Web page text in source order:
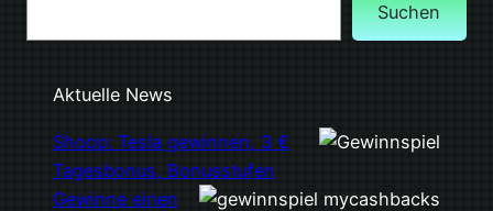
Suchen
Aktuelle News
Shoop: Tesla gewinnen, 3 €
Tagesbonus, Bonusstufen
Gewinne einen